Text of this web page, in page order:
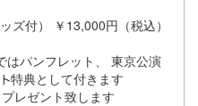
ズ付） ￥13,000円（税込）
パンフレット、 東京公演
特典として付きます
レゼント致します